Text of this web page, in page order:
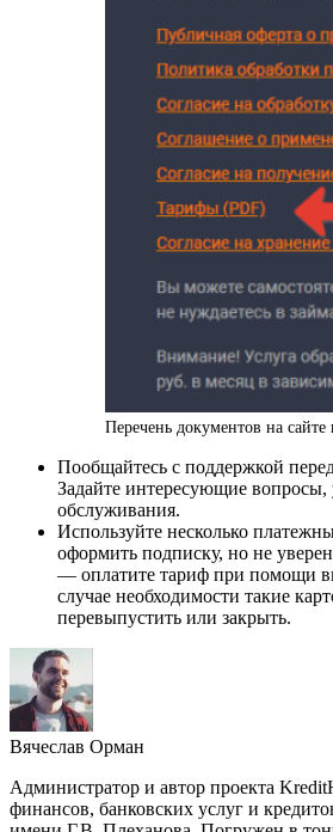
Перечень документов на сайте
Пообщайтесь с поддержкой
Задайте интересующие вопросы,
обслуживания.
Используйте несколько
оформить подписку, но не
— оплатите тариф при помощи
случае необходимости такие
перевыпустить или закрыть.
Вячеслав Орман
Администратор и автор проекта
финансов, банковских услуг и